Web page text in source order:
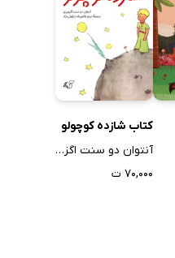
کتاب شازده کوچولو
آنتوان دو سنت اگزوپری
۷۰,۰۰۰ ت